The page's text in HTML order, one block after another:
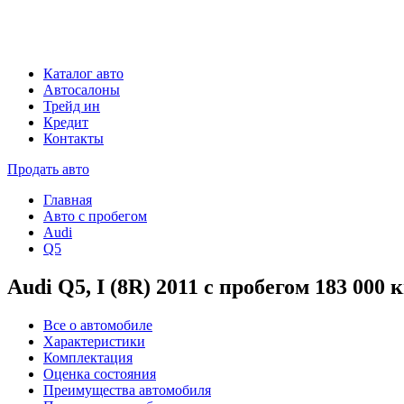
Каталог авто
Автосалоны
Трейд ин
Кредит
Контакты
Продать авто
Главная
Авто с пробегом
Audi
Q5
Audi Q5, I (8R) 2011 с пробегом 183 000
Все о автомобиле
Характеристики
Комплектация
Оценка состояния
Преимущества автомобиля